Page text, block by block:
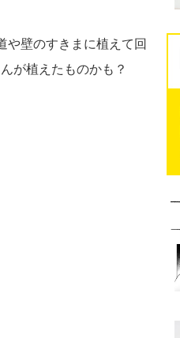
や壁のすきまに植えて回
が植えたものかも？